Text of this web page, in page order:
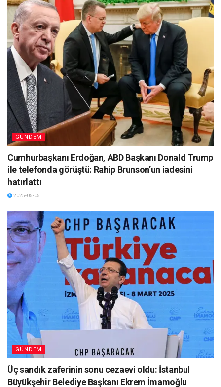
GÜNDEM
Cumhurbaşkanı Erdoğan, ABD Başkanı Donald Trump
ile telefonda görüştü: Rahip Brunson’un iadesini
hatırlattı
2025-05-05
GÜNDEM
Üç sandık zaferinin sonu cezaevi oldu: İstanbul
Büyükşehir Belediye Başkanı Ekrem İmamoğlu